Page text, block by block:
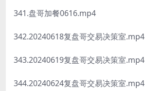
341.盘哥加餐0616.mp4
342.20240618复盘哥交易决策室.mp4
343.20240619复盘哥交易决策室.mp4
344.20240624复盘哥交易决策室.mp4